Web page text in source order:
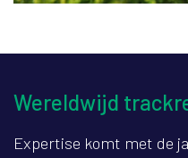
Wereldwijd
Expertise komt met de